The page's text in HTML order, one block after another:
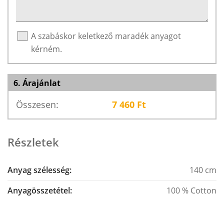
A szabáskor keletkező maradék anyagot
kérném.
6. Árajánlat
Összesen: 7 460 Ft
Részletek
Anyag szélesség:
140 cm
Anyagösszetétel:
100 % Cotton